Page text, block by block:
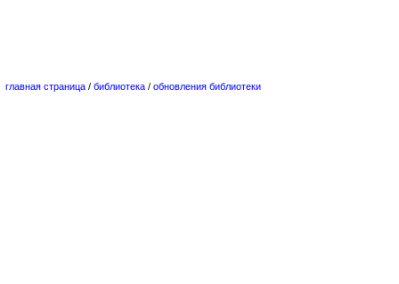
главная страница / библиотека / обновления библиотеки